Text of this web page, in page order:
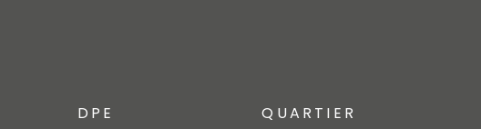
DPE QUARTIER